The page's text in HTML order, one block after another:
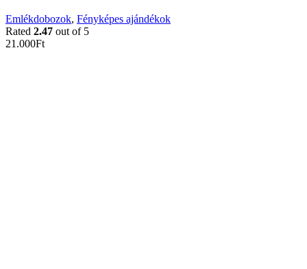
Emlékdobozok, Fényképes ajándékok
Rated 2.47 out of 5
21.000Ft